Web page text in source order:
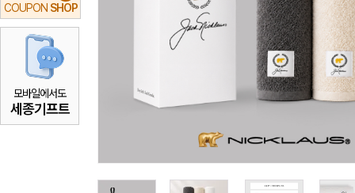
COUPON SHOP
모바일에서도
세종기프트